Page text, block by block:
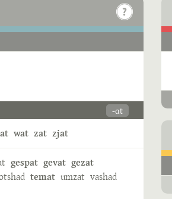
-ɑt
wat zat zjat
gespat gevat gezat
temat umzat vashad